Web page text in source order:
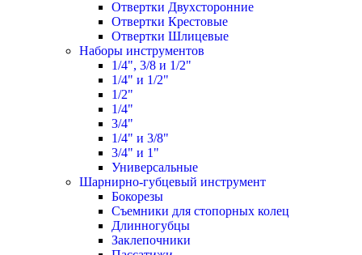
Отвертки Двухсторонние
Отвертки Крестовые
Отвертки Шлицевые
Наборы инструментов
1/4", 3/8 и 1/2"
1/4" и 1/2"
1/2"
1/4"
3/4"
1/4" и 3/8"
3/4" и 1"
Универсальные
Шарнирно-губцевый инструмент
Бокорезы
Съемники для стопорных колец
Длинногубцы
Заклепочники